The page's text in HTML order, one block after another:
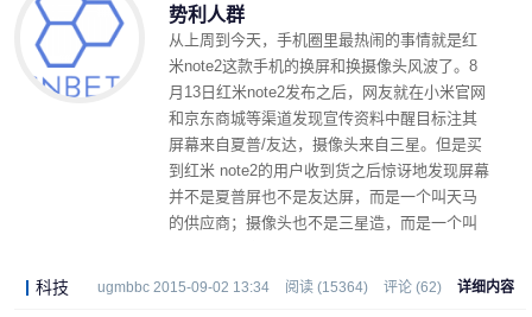
势利人群
从上周到今天，手机圈里最热闹的事情就是红
米note2这款手机的换屏和换摄像头风波了。8
月13日红米note2发布之后，网友就在小米官网
和京东商城等渠道发现宣传资料中醒目标注其
屏幕来自夏普/友达，摄像头来自三星。但是买
到红米 note2的用户收到货之后惊讶地发现屏幕
并不是夏普屏也不是友达屏，而是一个叫天马
的供应商；摄像头也不是三星造，而是一个叫
科技 ugmbbc 2015-09-02 13:34 阅读 (15364) 评论 (62) 详细内容